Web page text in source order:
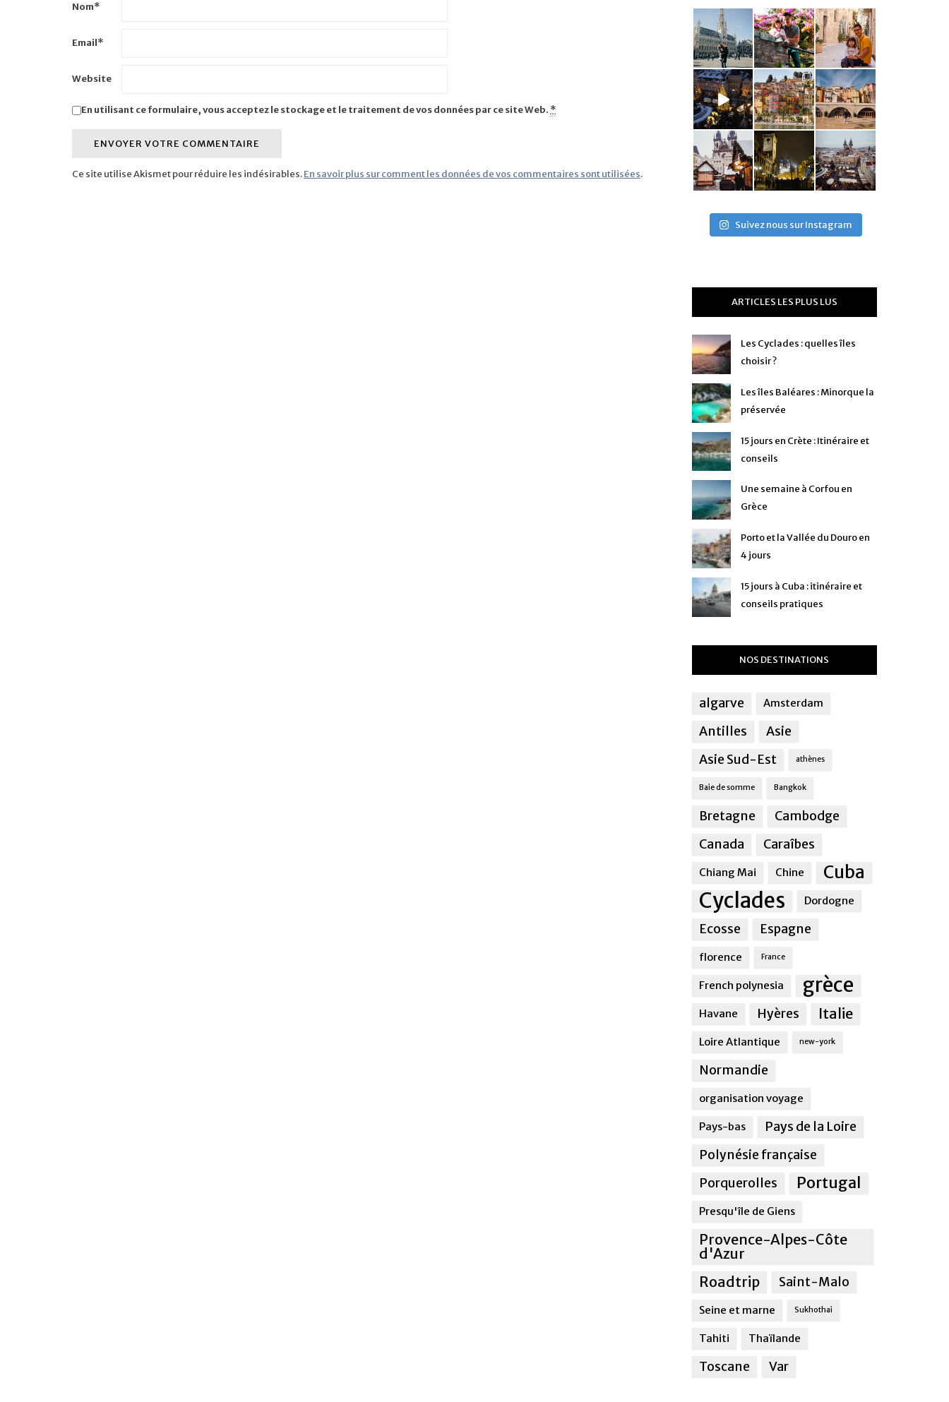
Nom*
Email*
Website
En utilisant ce formulaire, vous acceptez le stockage et le traitement de vos données par ce site Web. *
Ce site utilise Akismet pour réduire les indésirables.En savoir plus sur comment les données de vos commentaires sont utilisées.
Suivez nous sur Instagram
ARTICLES LES PLUS LUS
Les Cyclades : quelles îles
choisir ?
Les îles Baléares : Minorque la
préservée
15 jours en Crète : Itinéraire et
conseils
Une semaine à Corfou en
Grèce
Porto et la Vallée du Douro en
4 jours
15 jours à Cuba : itinéraire et
conseils pratiques
NOS DESTINATIONS
algarve Amsterdam
Antilles
Asie
Asie Sud-Est
athènes
Baie de somme Bangkok
Bretagne
Cambodge
Canada
Caraîbes
Chiang Mai Chine Cuba
Cyclades Dordogne
Ecosse Espagne
florence France
French polynesia grèce
Havane Hyères Italie
Loire Atlantique new-york
Normandie
organisation voyage
Pays-bas
Pays de la Loire
Polynésie française
Porquerolles
Portugal
Presqu'île de Giens
Provence-Alpes-Côte
d'Azur
Roadtrip
Saint-Malo
Seine et marne Sukhothai
Tahiti Thaïlande
Toscane Var